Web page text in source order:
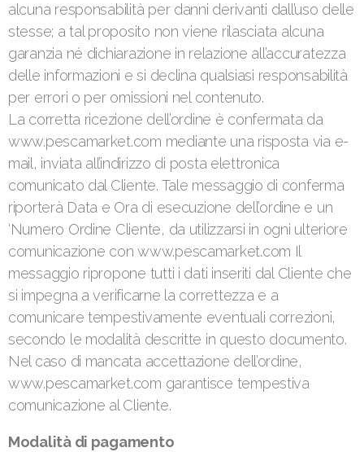
alcuna responsabilità per danni derivanti dall’uso delle
stesse; a tal proposito non viene rilasciata alcuna
garanzia né dichiarazione in relazione all’accuratezza
delle informazioni e si declina qualsiasi responsabilità
per errori o per omissioni nel contenuto.
La corretta ricezione dell’ordine è confermata da
www.pescamarket.com mediante una risposta via e-
mail, inviata all’indirizzo di posta elettronica
comunicato dal Cliente. Tale messaggio di conferma
riporterà Data e Ora di esecuzione dell’ordine e un
‘Numero Ordine Cliente, da utilizzarsi in ogni ulteriore
comunicazione con www.pescamarket.com Il
messaggio ripropone tutti i dati inseriti dal Cliente che
si impegna a verificarne la correttezza e a
comunicare tempestivamente eventuali correzioni,
secondo le modalità descritte in questo documento.
Nel caso di mancata accettazione dell’ordine,
www.pescamarket.com garantisce tempestiva
comunicazione al Cliente.
Modalità di pagamento